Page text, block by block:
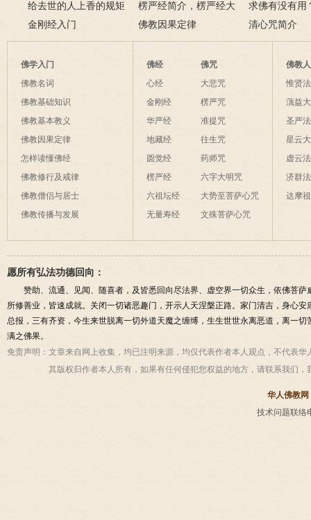
一些禁忌千万不要触
碰！
依证后的忌讳是什么？
只有一次出家
给去世的人上香的规矩
楞严经简介，楞严经大
致在讲什么？
求佛有没有用
说佛菩萨可以
金刚经入门 佛教因果定律 清心咒简介
佛学入门
佛教名词
佛教基础知识
佛教基本教义
佛教因果定律
怎样读懂佛经
佛教修行及戒律
佛教僧侣与居士
佛教传播与发展
佛经
心经
金刚经
华严经
地藏经
圆觉经
楞严经
六祖坛经
无量寿经
佛咒
大悲咒
楞严咒
准提咒
往生咒
药师咒
六字大明咒
大势至菩萨心咒
文殊菩萨心咒
佛教
惟贤
蕅益
圣严
星云
虚云
济群
达摩
愿所有弘法功德回向：
赞助、流通、见闻、随喜者，及皆悉回向尽法界、虚空界一切众生，依佛菩
所修善业，皆速成就。关闭一切诸恶趣门，开示人天涅槃正路。家门清吉，身心
总报，三有齐资，今生来世脱离一切外道天魔之缠缚，生生世世永离恶道，离一
满之佛果。
免责声明： 文章来自网上收集，均已注明来源，均仅代表作者本人观点，不代表
其版权归作者本人所有，如果有任何侵犯您权益的地方，请联系我们，
华人佛教网
技术问题联络